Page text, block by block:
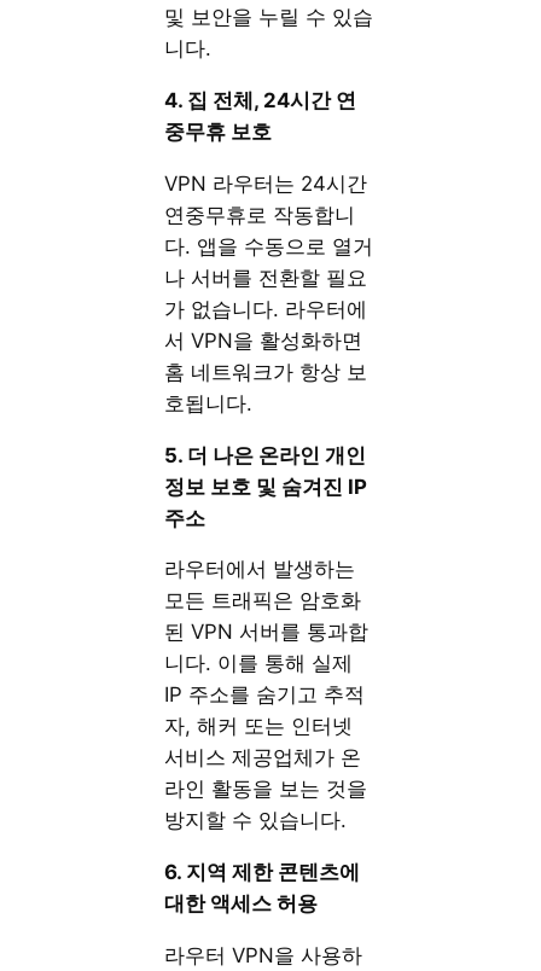
및 보안을 누릴 수 있습
니다.
4. 집 전체, 24시간 연
중무휴 보호
VPN 라우터는 24시간
연중무휴로 작동합니
다. 앱을 수동으로 열거
나 서버를 전환할 필요
가 없습니다. 라우터에
서 VPN을 활성화하면
홈 네트워크가 항상 보
호됩니다.
5. 더 나은 온라인 개인
정보 보호 및 숨겨진 IP
주소
라우터에서 발생하는
모든 트래픽은 암호화
된 VPN 서버를 통과합
니다. 이를 통해 실제
IP 주소를 숨기고 추적
자, 해커 또는 인터넷
서비스 제공업체가 온
라인 활동을 보는 것을
방지할 수 있습니다.
6. 지역 제한 콘텐츠에
대한 액세스 허용
라우터 VPN을 사용하